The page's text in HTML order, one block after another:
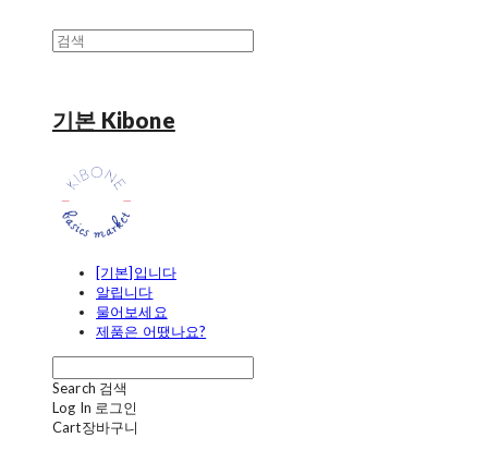
기본 Kibone
[기본]입니다
알립니다
물어보세요
제품은 어땠나요?
Search 검색
Log In 로그인
Cart장바구니